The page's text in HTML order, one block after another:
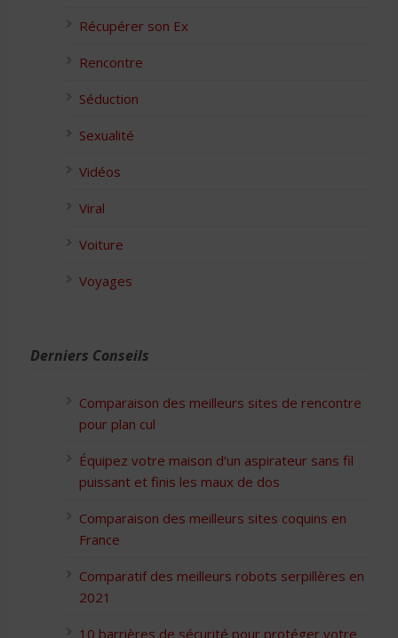
Récupérer son Ex
Rencontre
Séduction
Sexualité
Vidéos
Viral
Voiture
Voyages
Derniers Conseils
Comparaison des meilleurs sites de rencontre
pour plan cul
Équipez votre maison d’un aspirateur sans fil
puissant et finis les maux de dos
Comparaison des meilleurs sites coquins en
France
Comparatif des meilleurs robots serpillères en
2021
10 barrières de sécurité pour protéger votre